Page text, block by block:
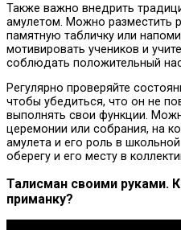
Также важно внедрить
амулетом. Можно разместить
памятную табличку или
мотивировать учеников и
соблюдать положительный
Регулярно проверяйте
чтобы убедиться, что он не
выполнять свои функции.
церемонии или собрания, на
амулета и его роль в
оберегу и его месту в
Талисман своими руками.
приманку?